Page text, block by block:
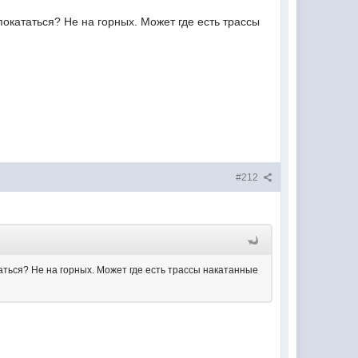
Не на горных. Может где есть трассы
#212
Не на горных. Может где есть трассы накатанные